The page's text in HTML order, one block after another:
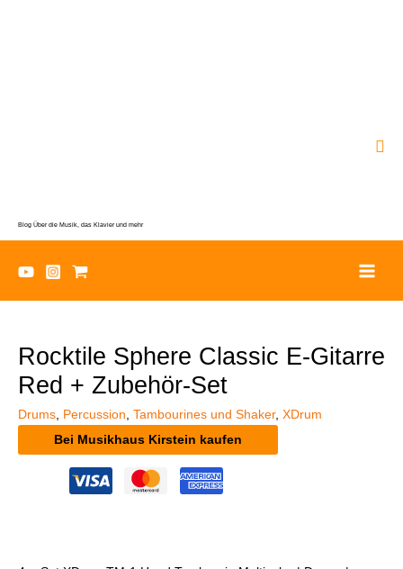
Blog Über die Musik, das Klavier und mehr
Rocktile Sphere Classic E-Gitarre
Red + Zubehör-Set
Drums Percussion Tambourines und Shaker, XDrum
Bei Musikhaus Kirstein kaufen